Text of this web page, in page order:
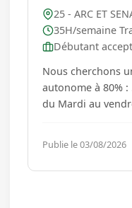
25 - ARC ET
35H/semaine
Débutant
Nous cherchons
autonome à 80% : .
du Mardi au vendredi (possibilité de
Rémunération
Publie le 03/08/2026